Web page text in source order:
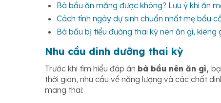
Bà bầu ăn măng được không? Lưu ý khi ăn
Cách tính ngày dự sinh chuẩn nhất mẹ bầu
Bà bầu bị tiểu đường thai kỳ nên ăn gì, kiêng
Nhu cầu dinh dưỡng thai kỳ
Trước khi tìm hiểu đáp án bà bầu nên ăn gì,
thời gian, nhu cầu về năng lượng và các chất
mang thai: